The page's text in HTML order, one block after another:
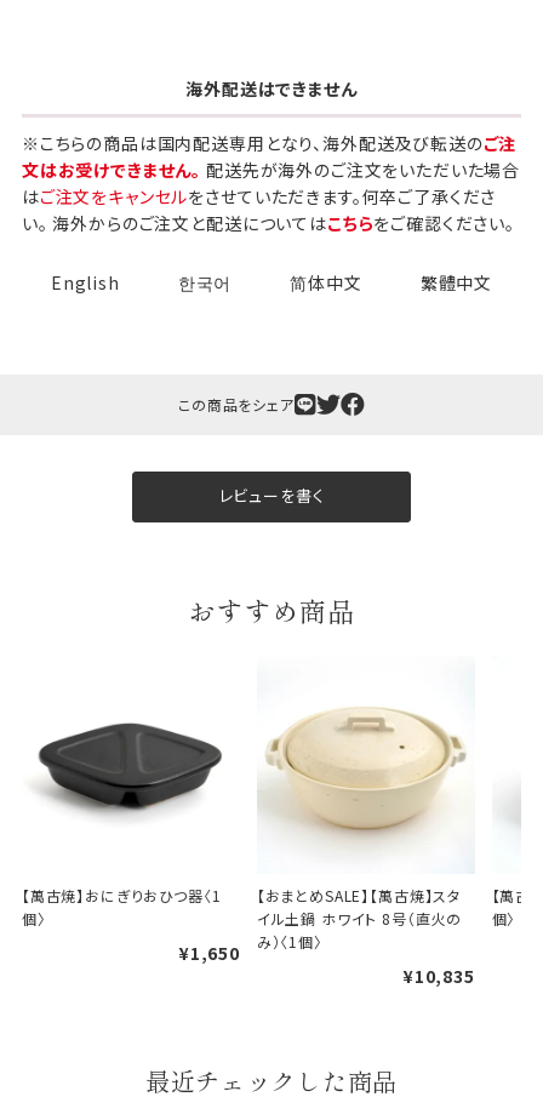
海外配送はできません
※こちらの商品は国内配送専用となり、海外配送及び転送のご注
文はお受けできません。 配送先が海外のご注文をいただいた場合
はご注文をキャンセルをさせていただきます。何卒ご了承くださ
い。 海外からのご注文と配送についてはこちらをご確認ください。
English 한국어 简体中文 繁體中文
この商品をシェア
レビューを書く
おすすめ商品
【萬古焼】おにぎりおひつ器〈1
個〉
¥1,650
【おまとめSALE】【萬古焼】スタ
イル土鍋 ホワイト 8号（直火の
み）〈1個〉
¥10,835
【萬古
個〉
最近チェックした商品